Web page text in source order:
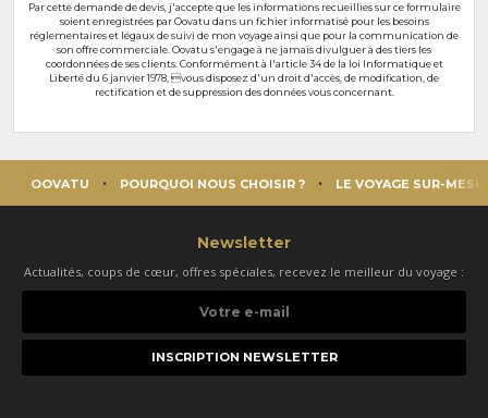
Par cette demande de devis, j'accepte que les informations recueillies sur ce formulaire
soient enregistrées par Oovatu dans un fichier informatisé pour les besoins
réglementaires et légaux de suivi de mon voyage ainsi que pour la communication de
son offre commerciale. Oovatu s'engage à ne jamais divulguer à des tiers les
coordonnées de ses clients. Conformément à l'article 34 de la loi Informatique et
Liberté du 6 janvier 1978, vous disposez d'un droit d'accès, de modification, de
rectification et de suppression des données vous concernant.
OOVATU POURQUOI NOUS CHOISIR ? LE VOYAGE SUR-
Newsletter
Actualités, coups de cœur, offres spéciales, recevez le meilleur du voyage :
e-